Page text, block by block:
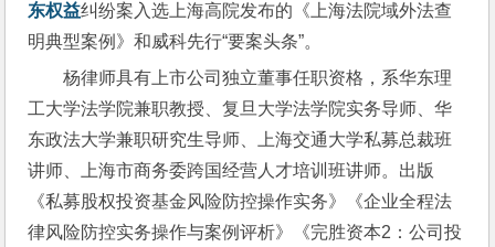
东权益纠纷案入选上海高院发布的《上海法院域外法查
明典型案例》和威科先行“要案头条”。
杨律师具有上市公司独立董事任职资格，系华东理
工大学法学院兼职教授、复旦大学法学院实务导师、华
东政法大学兼职研究生导师、上海交通大学私募总裁班
讲师、上海市商务委跨国经营人才培训班讲师。出版
《私募股权投资基金风险防控操作实务》《企业全程法
律风险防控实务操作与案例评析》《完胜资本2：公司投